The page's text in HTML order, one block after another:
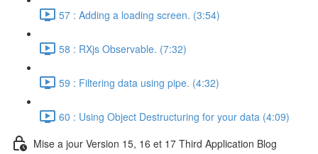
57 : Adding a loading screen. (3:54)
58 : RXjs Observable. (7:32)
59 : Filtering data using pipe. (4:32)
60 : Using Object Destructuring for your data (4:09)
Mise a jour Version 15, 16 et 17 Third Application Blog